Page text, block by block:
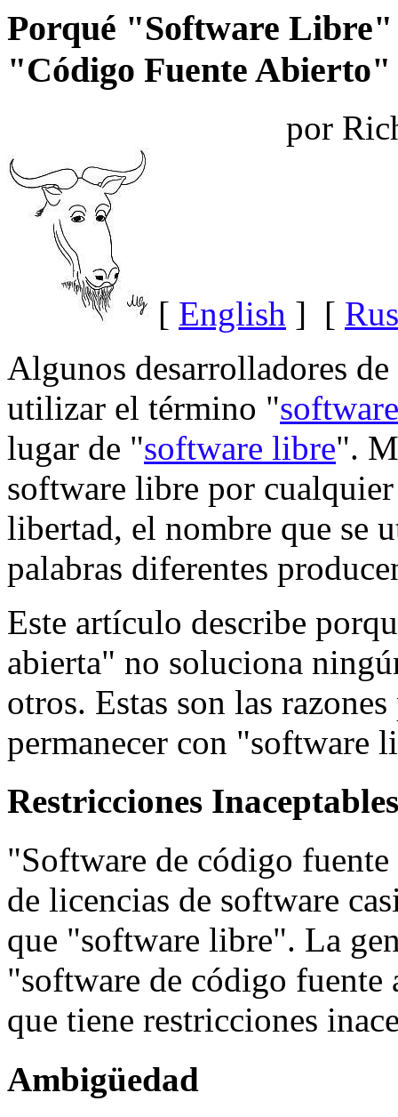
Porqué "Software Libre"
"Código Fuente Abierto"
por
[ English ] [
Algunos desarrolladores
utilizar el término "
lugar de "software libre".
software libre por
libertad, el nombre que se
palabras diferentes
Este artículo describe
abierta" no soluciona
otros. Estas son las
permanecer con "software
Restricciones Inaceptables
"Software de código
de licencias de software
que "software libre". La
"software de código fuente
que tiene restricciones
Ambigüedad